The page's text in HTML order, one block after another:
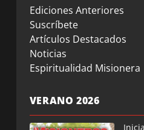
Ediciones Anteriores
Suscríbete
Artículos Destacados
Noticias
Espiritualidad Misionera
VERANO 2026